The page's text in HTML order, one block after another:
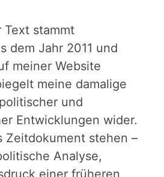
Text stammt
dem Jahr 2011 und
meiner Website
meine damalige
und
Entwicklungen wider.
Zeitdokument stehen –
Analyse,
einer früheren